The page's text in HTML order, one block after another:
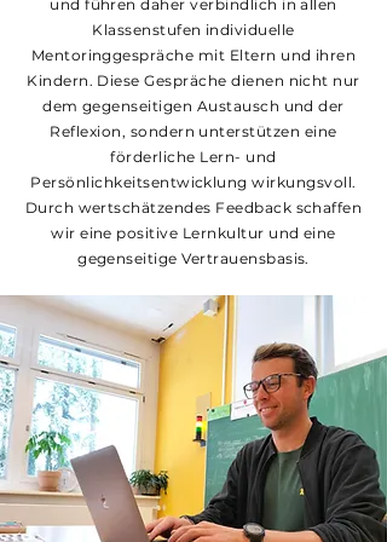
Bei Fragen oder Unklarheiten können sie sich
an eine anwesende Fachlehrpersonen
Deutsch/ Mathematik/ Englisch wenden.
und führen daher verbindlich in allen
Klassenstufen individuelle
Mentoringgespräche mit Eltern und ihren
Kindern. Diese Gespräche dienen nicht nur
dem gegenseitigen Austausch und der
Reflexion, sondern unterstützen eine
förderliche Lern- und
Persönlichkeitsentwicklung wirkungsvoll.
Durch wertschätzendes Feedback schaffen
wir eine positive Lernkultur und eine
gegenseitige Vertrauensbasis.